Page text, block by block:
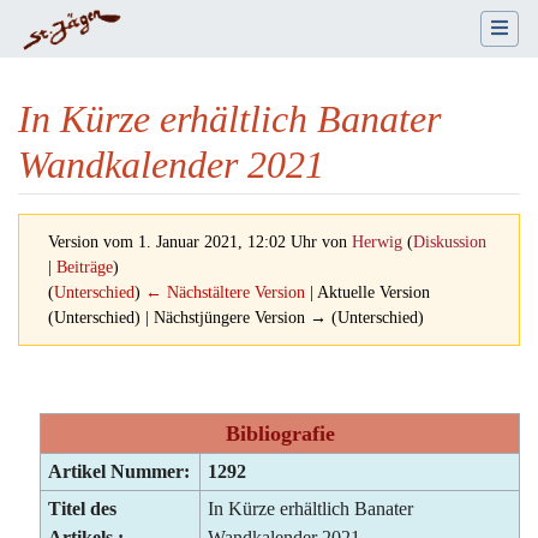
In Kürze erhältlich Banater
Wandkalender 2021
Version vom 1. Januar 2021, 12:02 Uhr von Herwig (Diskussion
Beiträge)
(Unterschied) ← Nächstältere Version | Aktuelle Version
(Unterschied) | Nächstjüngere Version → (Unterschied)
Bibliografie
Artikel Nummer:
1292
Titel des
In Kürze erhältlich Banater